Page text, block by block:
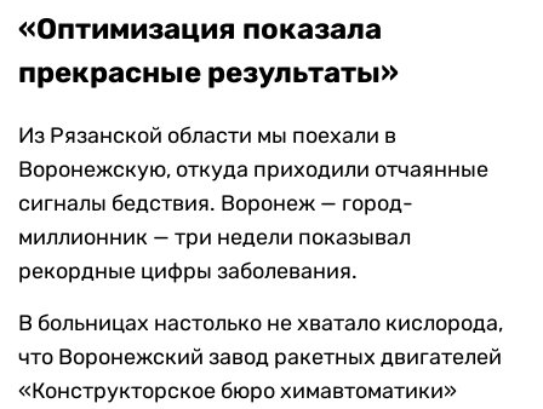
«Оптимизация показала
прекрасные результаты»
Из Рязанской области мы поехали в
Воронежскую, откуда приходили отчаянные
сигналы бедствия. Воронеж — город-
миллионник — три недели показывал
рекордные цифры заболевания.
В больницах настолько не хватало кислорода,
что Воронежский завод ракетных двигателей
«Конструкторское бюро химавтоматики»